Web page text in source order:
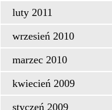
luty 2011
wrzesień 2010
marzec 2010
kwiecień 2009
styczeń 2009